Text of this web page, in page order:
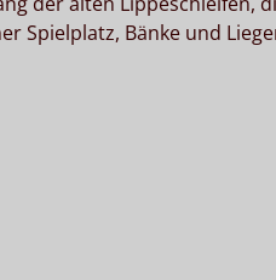
Spielplatz, Bänke und